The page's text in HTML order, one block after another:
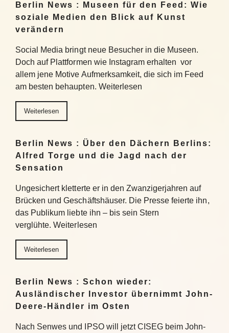
Berlin News : Museen für den Feed: Wie
soziale Medien den Blick auf Kunst
verändern
Social Media bringt neue Besucher in die Museen.
Doch auf Plattformen wie Instagram erhalten vor
allem jene Motive Aufmerksamkeit, die sich im Feed
am besten behaupten. Weiterlesen
Weiterlesen
Berlin News : Über den Dächern Berlins:
Alfred Torge und die Jagd nach der
Sensation
Ungesichert kletterte er in den Zwanzigerjahren auf
Brücken und Geschäftshäuser. Die Presse feierte ihn,
das Publikum liebte ihn – bis sein Stern
verglühte. Weiterlesen
Weiterlesen
Berlin News : Schon wieder:
Ausländischer Investor übernimmt John-
Deere-Händler im Osten
Nach Senwes und IPSO will jetzt CISEG beim John-